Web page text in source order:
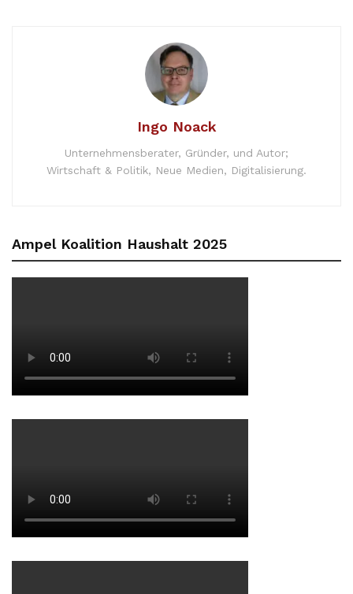
Ingo Noack
Unternehmensberater, Gründer, und Autor;
Wirtschaft & Politik, Neue Medien, Digitalisierung.
Ampel Koalition Haushalt 2025